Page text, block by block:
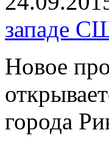
западе
Новое
города